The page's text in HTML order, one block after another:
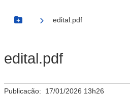
Botão Menu
edital.pdf
edital.pdf
Publicação: 17/01/2026 13h26